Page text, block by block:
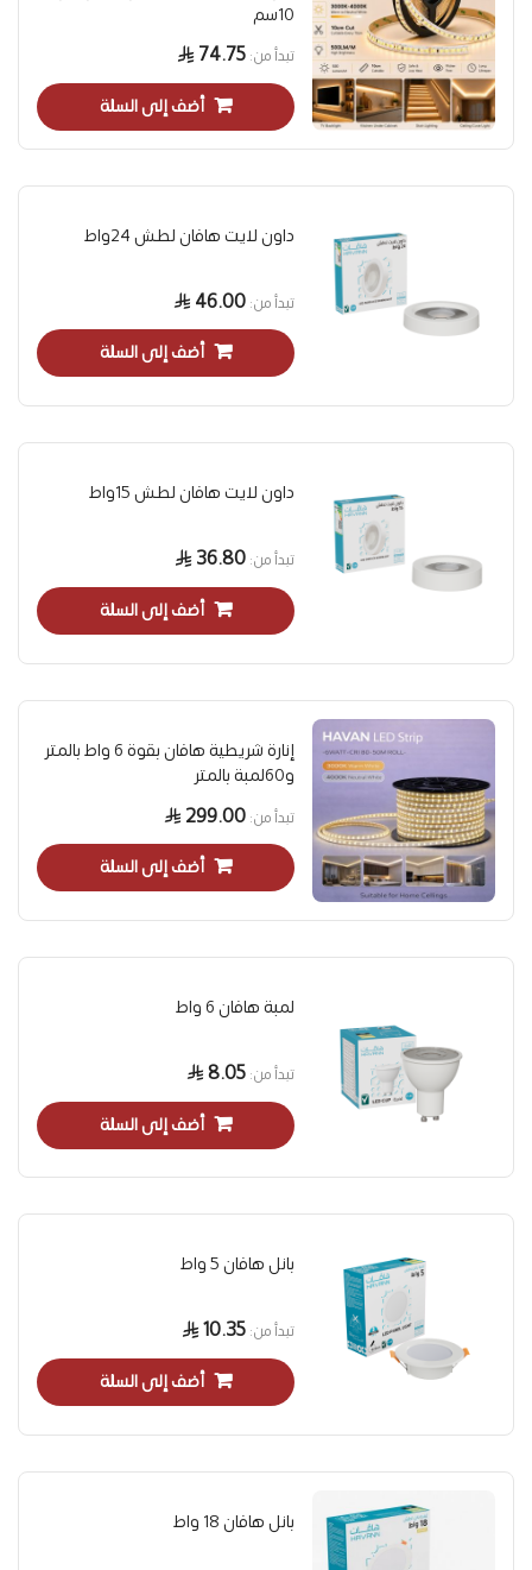
10سم
تبدأ من 74.75
أضف إلى السلة
داون لايت هافان لطش 24واط
تبدأ من 46.00
أضف إلى السلة
داون لايت هافان لطش 15واط
تبدأ من 36.80
أضف إلى السلة
إنارة شريطية هافان بقوة 6 واط بالمتر
و60لمبة بالمتر
تبدأ من 299.00
أضف إلى السلة
لمبة هافان 6 واط
تبدأ من 8.05
أضف إلى السلة
بانل هافان 5 واط
تبدأ من 10.35
أضف إلى السلة
بانل هافان 18 واط